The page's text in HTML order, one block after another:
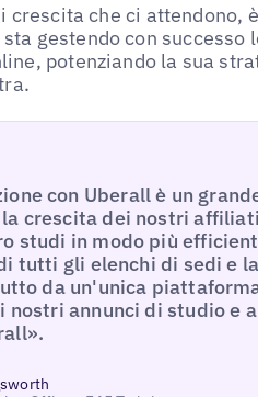
crescita che ci attendono,
gestendo con
potenziando la sua
con Uberall è un
crescita dei nostri
studi in modo più
tutti gli elenchi di sedi e
da un'unica
nostri annunci di studio e